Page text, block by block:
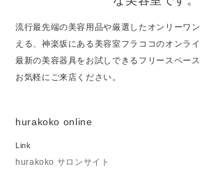
流行最先端の美容用品や厳選したオンリーワ
える、神楽坂にある美容室フラココのオンラ
最新の美容器具をお試しできるフリースペー
お気軽にご来店ください。
hurakoko online
Link
hurakoko サロンサイト